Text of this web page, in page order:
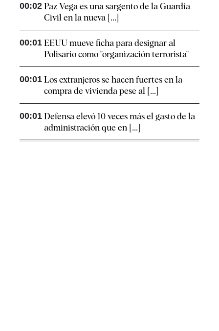
00:02 Paz Vega es una sargento de la Guardia
Civil en la nueva [...]
00:01 EEUU mueve ficha para designar al
Polisario como "organización terrorista"
00:01 Los extranjeros se hacen fuertes en la
compra de vivienda pese al [...]
00:01 Defensa elevó 10 veces más el gasto de la
administración que en [...]